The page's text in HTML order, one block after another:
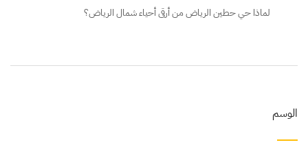
لماذا حي حطين الرياض من أرقى أحياء شمال الرياض؟
الوسم